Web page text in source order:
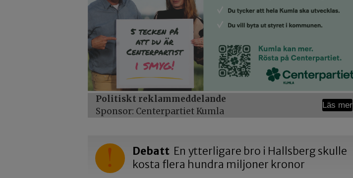
Politiskt reklammeddelande
Sponsor: Centerpartiet Kumla
Läs mer
Debatt En ytterligare bro i Hallsberg skulle
kosta flera hundra miljoner kronor